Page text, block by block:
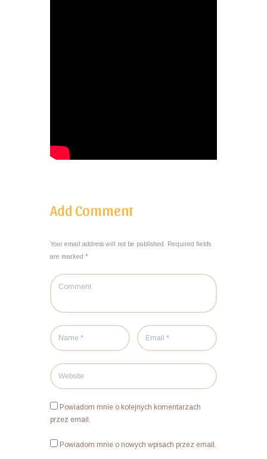
Add Comment
Your email address will not be published. Required fields
are marked *
Powiadom mnie o kolejnych komentarzach
przez email.
Powiadom mnie o nowych wpisach przez email.